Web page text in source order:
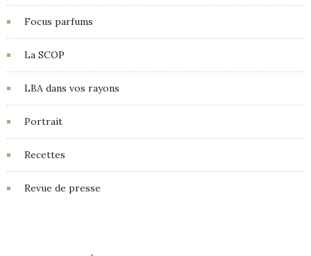
Focus parfums
La SCOP
LBA dans vos rayons
Portrait
Recettes
Revue de presse